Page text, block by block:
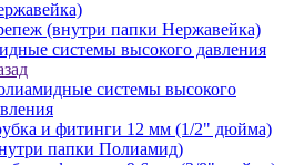
(внутри папки Нержавейка)
системы высокого давления
системы высокого
и фитинги 12 мм (1/2" дюйма)
папки Полиамид)